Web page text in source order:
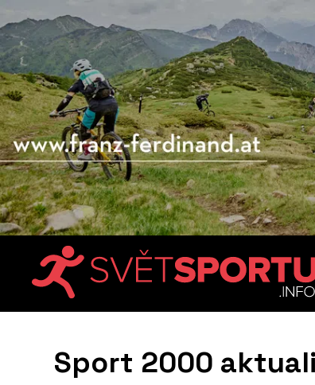
Sport 2000